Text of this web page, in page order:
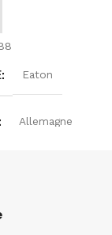
PANIER
Eaton
Allemagne
NOMINAL